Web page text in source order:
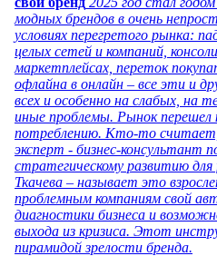
модных брендов в очень
условиях перегретого рынка:
целых сетей и компаний,
маркетплейсах, переток
офлайна в онлайн – все эти и
всех и особенно на слабых, на
иные проблемы. Рынок перешел
потреблению. Кто-то
эксперт - бизнес-консультант
стратегическому развитию для
Ткачева – называет это
проблемным компаниям свой
диагностики бизнеса и
выхода из кризиса. Этот
пирамидой зрелости бренда.